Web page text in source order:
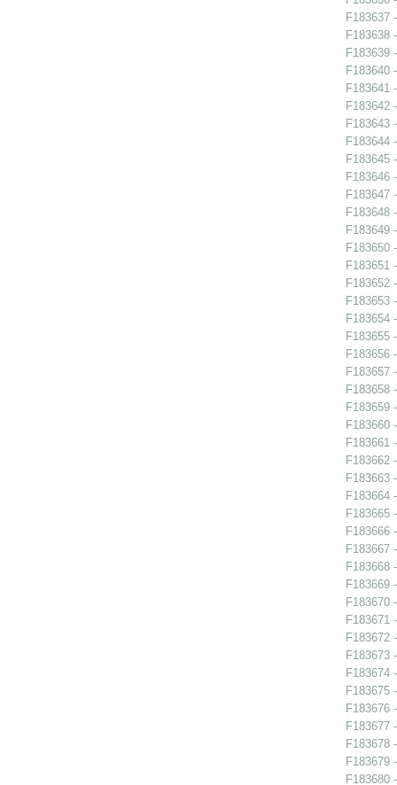
F183637
F183638
F183639
F183640
F183641
F183642
F183643
F183644
F183645
F183646
F183647
F183648
F183649
F183650
F183651
F183652
F183653
F183654
F183655
F183656
F183657
F183658
F183659
F183660
F183661
F183662
F183663
F183664
F183665
F183666
F183667
F183668
F183669
F183670
F183671
F183672
F183673
F183674
F183675
F183676
F183677
F183678
F183679
F183680